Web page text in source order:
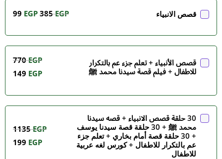
قصص الانبياء 385EGP
99 EGP
قصص الأنبياء + تعلم جزء عم بالتكرار
للاطفال + فيلم قصة سيدنا محمد ﷺ
770EGP
149 EGP
30 حلقة قصص الانبياء + قصه سيدنا
محمد ﷺ + 30 حلقة قصة سيدنا يوسف
+ 30 حلقة قصة أمام بخاري + تعلم جزء
عم بالتكرار للاطفال + كورس لغه عربية
للاطفال
1135EGP
199 EGP